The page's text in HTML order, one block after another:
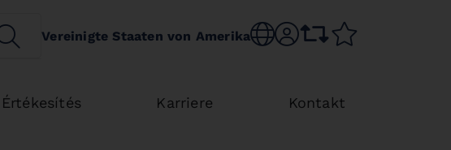
SEARCHVereinigte Staaten von Amerika Choose language
sr.accountcomparison list
Értékesítés Karriere Kontakt